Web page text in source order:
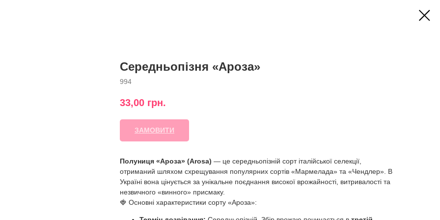
Середньопізня «Ароза»
994
33,00 грн.
ЗАМОВИТИ
Полуниця «Ароза» (Arosa) — це середньопізній сорт італійської селекції,
отриманий шляхом схрещування популярних сортів «Мармелада» та «Чендлер». В
Україні вона цінується за унікальне поєднання високої врожайності, витривалості та
незвичного «винного» присмаку.
🍓 Основні характеристики сорту «Ароза»: